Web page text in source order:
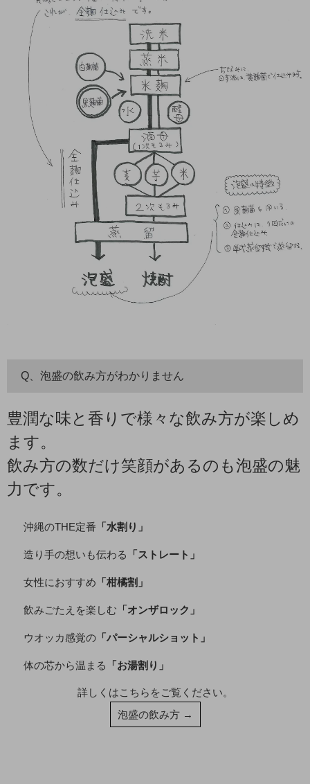
Q、泡盛の飲み方がわかりません
豊潤な味と香りで様々な飲み方が楽しめ
ます。
飲み方の数だけ笑顔があるのも泡盛の魅
力です。
沖縄のTHE定番 「水割り」
造り手の想いも伝わる 「ストレート」
女性におすすめ 「柑橘割」
飲みごたえを楽しむ 「オンザロック」
ウオッカ感覚の 「パーシャルショット」
体の芯から温まる 「お湯割り」
詳しくはこちらをご覧ください。
泡盛の飲み方